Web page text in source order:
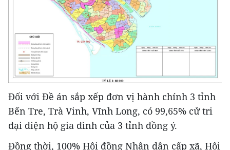
Đối với Đề án sắp xếp đơn vị hành chính 3 tỉnh
Bến Tre, Trà Vinh, Vĩnh Long, có 99,65% cử tri
đại diện hộ gia đình của 3 tỉnh đồng ý.
Đồng thời, 100% Hội đồng Nhân dân cấp xã, Hội